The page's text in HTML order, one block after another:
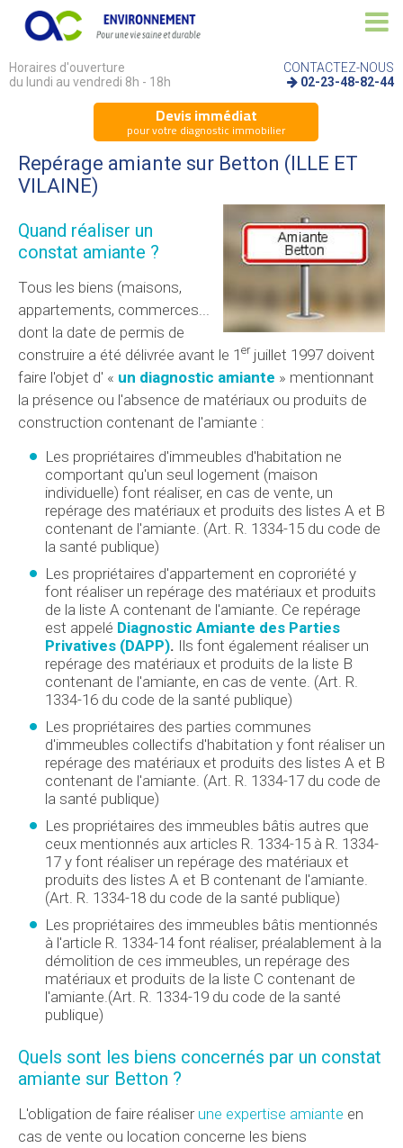
Horaires d'ouverture
du lundi au vendredi 8h - 18h
CONTACTEZ-NOUS
02-23-48-82-44
Devis immédiat
pour votre diagnostic immobilier
Repérage amiante sur Betton (ILLE ET
VILAINE)
Quand réaliser un
constat amiante ?
Tous les biens (maisons,
appartements, commerces...
dont la date de permis de
construire a été délivrée avant le 1 erjuillet 1997 doivent
faire l'objet d' « un diagnostic amiante » mentionnant
la présence ou l'absence de matériaux ou produits de
construction contenant de l'amiante :
Les propriétaires d'immeubles d'habitation ne
comportant qu'un seul logement (maison
individuelle) font réaliser, en cas de vente, un
repérage des matériaux et produits des listes A et B
contenant de l'amiante. (Art. R. 1334-15 du code de
la santé publique)
Les propriétaires d'appartement en coproriété y
font réaliser un repérage des matériaux et produits
de la liste A contenant de l'amiante. Ce repérage
est appelé Diagnostic Amiante des Parties
Privatives (DAPP). Ils font également réaliser un
repérage des matériaux et produits de la liste B
contenant de l'amiante, en cas de vente. (Art. R.
1334-16 du code de la santé publique)
Les propriétaires des parties communes
d'immeubles collectifs d'habitation y font réaliser un
repérage des matériaux et produits des listes A et B
contenant de l'amiante. (Art. R. 1334-17 du code de
la santé publique)
Les propriétaires des immeubles bâtis autres que
ceux mentionnés aux articles R. 1334-15 à R. 1334-
17 y font réaliser un repérage des matériaux et
produits des listes A et B contenant de l'amiante.
(Art. R. 1334-18 du code de la santé publique)
Les propriétaires des immeubles bâtis mentionnés
à l'article R. 1334-14 font réaliser, préalablement à la
démolition de ces immeubles, un repérage des
matériaux et produits de la liste C contenant de
l'amiante.(Art. R. 1334-19 du code de la santé
publique)
Quels sont les biens concernés par un constat
amiante sur Betton ?
L'obligation de faire réaliser une expertise amiante en
cas de vente ou location concerne les biens